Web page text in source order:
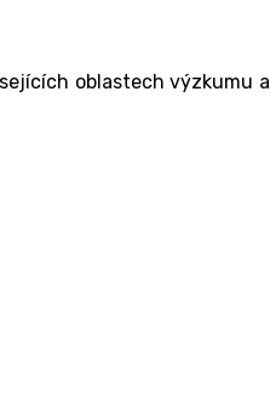
oblastech výzkumu